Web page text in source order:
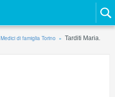
Medici di famiglia Torino
Tarditi Maria.